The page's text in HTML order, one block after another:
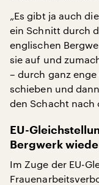
„Es gibt ja auch
ein Schnitt durch
englischen
sie auf und
– durch ganz
schieben und
den Schacht nach
EU-
Bergwerk
Im Zuge der EU-